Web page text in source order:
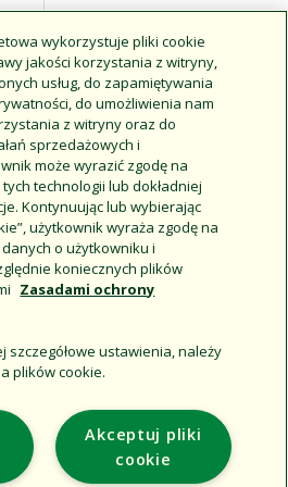
Support
Corporate
Sites
wykorzystuje pliki cookie
jakości korzystania z witryny,
usług, do zapamiętywania
do umożliwienia nam
z witryny oraz do
sprzedażowych i
może wyrazić zgodę na
technologii lub dokładniej
Kontynuując lub wybierając
użytkownik wyraża zgodę na
o użytkowniku i
koniecznych plików
Zasadami ochrony
szczegółowe ustawienia, należy
plików cookie.
Akceptuj pliki
cookie